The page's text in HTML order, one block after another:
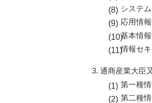
システ
応用情
基本情
情報セ
通商産業大臣
第一種
第二種